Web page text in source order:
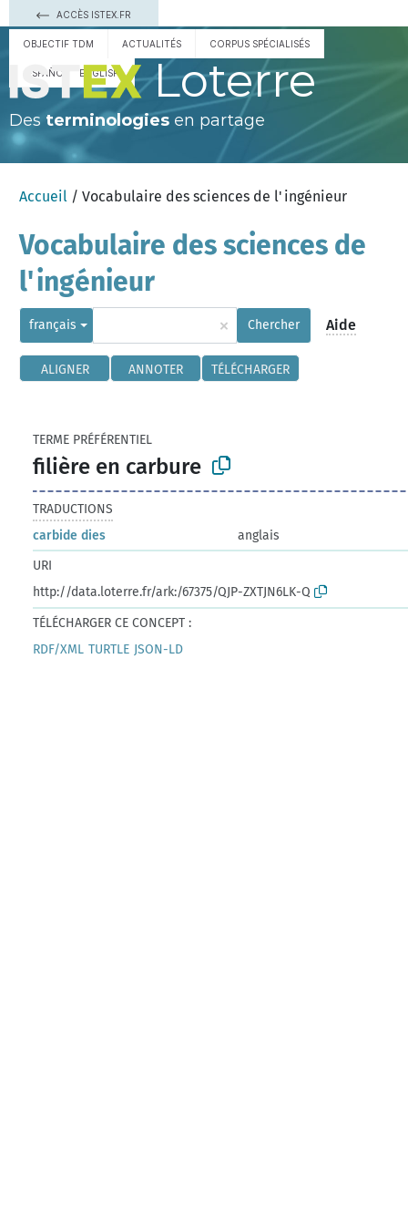
ACCÈS ISTEX.FR
OBJECTIF TDM ACTUALITÉS CORPUS SPÉCIALISÉS
ESPAÑOL ENGLISH Loterre
Des terminologies en partage
Accueil / Vocabulaire des sciences de l'ingénieur
Vocabulaire des sciences de
l'ingénieur
français × Chercher Aide
ALIGNER ANNOTER TÉLÉCHARGER
TERME PRÉFÉRENTIEL
filière en carbure
TRADUCTIONS
carbide dies
anglais
URI
http://data.loterre.fr/ark:/67375/QJP-ZXTJN6LK-Q
TÉLÉCHARGER CE CONCEPT :
RDF/XML TURTLE JSON-LD